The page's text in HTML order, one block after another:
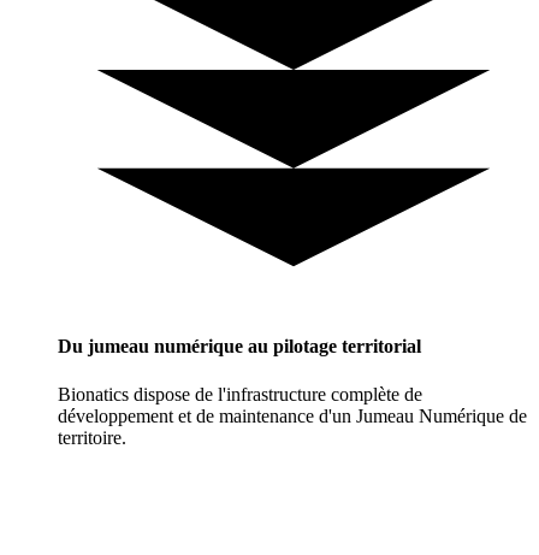
Du jumeau numérique au pilotage territorial
Bionatics dispose de l'infrastructure complète de
développement et de maintenance d'un Jumeau Numérique de
territoire.